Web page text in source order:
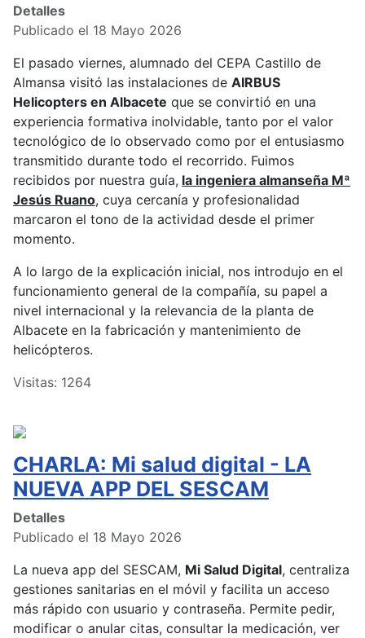
Detalles
Publicado el 18 Mayo 2026
El pasado viernes, alumnado del CEPA Castillo de
Almansa visitó las instalaciones de AIRBUS
Helicopters en Albacete que se convirtió en una
experiencia formativa inolvidable, tanto por el valor
tecnológico de lo observado como por el entusiasmo
transmitido durante todo el recorrido. Fuimos
recibidos por nuestra guía, la ingeniera almanseña Mª
Jesús Ruano, cuya cercanía y profesionalidad
marcaron el tono de la actividad desde el primer
momento.
A lo largo de la explicación inicial, nos introdujo en el
funcionamiento general de la compañía, su papel a
nivel internacional y la relevancia de la planta de
Albacete en la fabricación y mantenimiento de
helicópteros.
Visitas: 1264
CHARLA: Mi salud digital - LA
NUEVA APP DEL SESCAM
Detalles
Publicado el 18 Mayo 2026
La nueva app del SESCAM, Mi Salud Digital, centraliza
gestiones sanitarias en el móvil y facilita un acceso
más rápido con usuario y contraseña. Permite pedir,
modificar o anular citas, consultar la medicación, ver